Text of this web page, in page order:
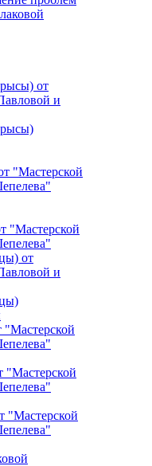
от
и
"Мастерской
"Мастерской
от
и
"Мастерской
"Мастерской
"Мастерской